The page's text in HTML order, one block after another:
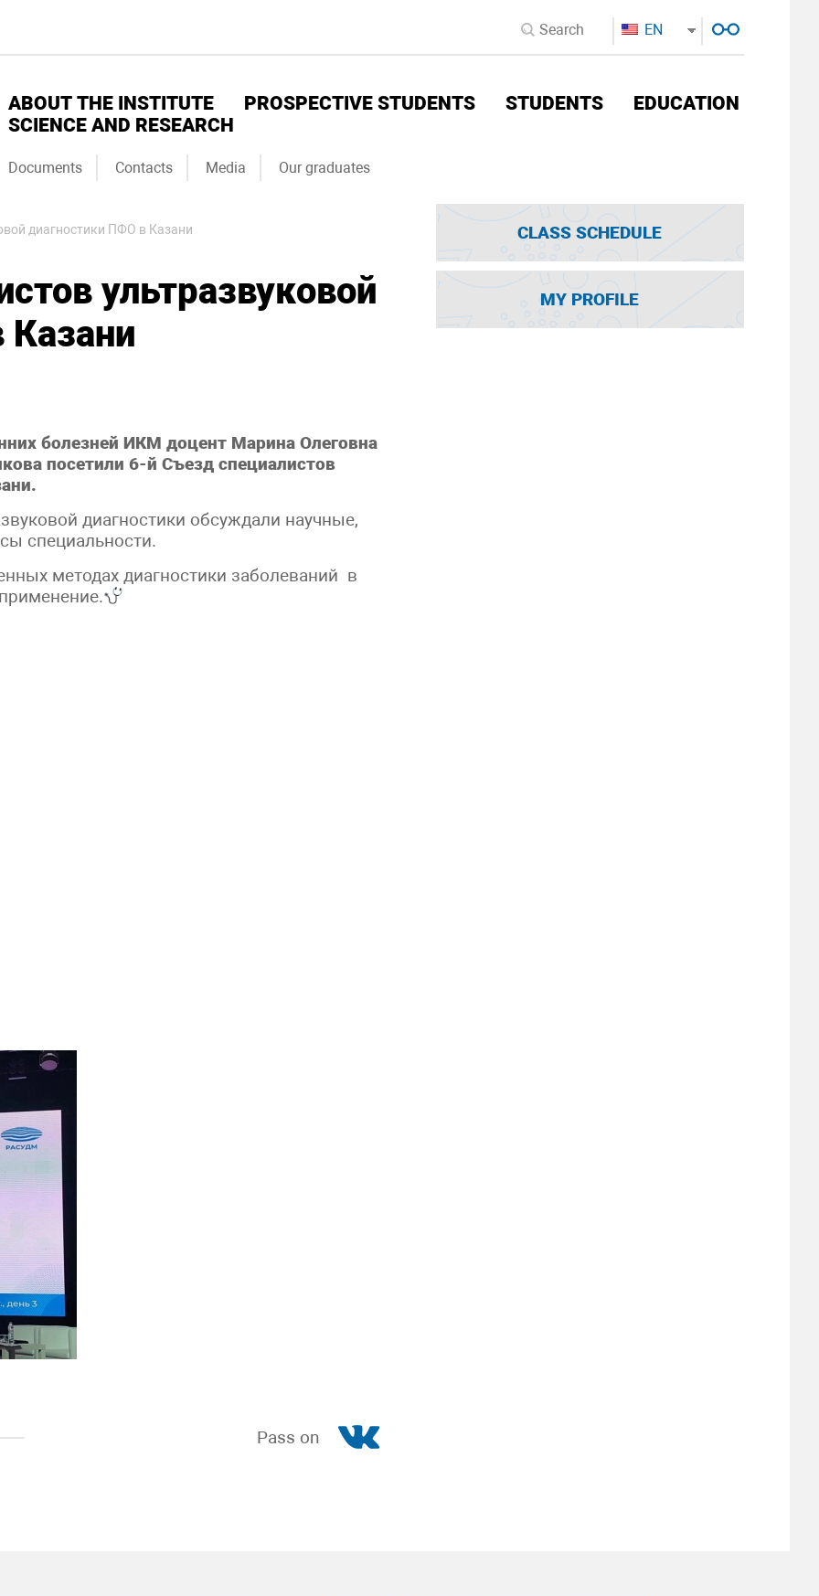
EN
ABOUT THE INSTITUTE PROSPECTIVE STUDENTS STUDENTS
EDUCATION
SCIENCE AND RESEARCH
Documents Contacts Media Our graduates
диагностики ПФО в Казани
ультразвуковой
болезней ИКМ доцент Марина Олеговна
посетили 6-й Съезд специалистов
диагностики обсуждали научные,
специальности.
методах диагностики заболеваний в
Pass on
CLASS SCHEDULE
MY PROFILE